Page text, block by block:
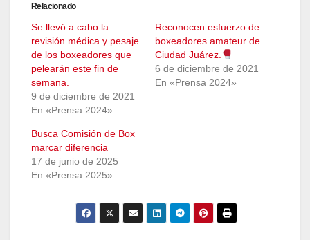
Relacionado
Se llevó a cabo la
revisión médica y pesaje
de los boxeadores que
pelearán este fin de
semana.
9 de diciembre de 2021
En «Prensa 2024»
Reconocen esfuerzo de
boxeadores amateur de
Ciudad Juárez.
6 de diciembre de 2021
En «Prensa 2024»
Busca Comisión de Box
marcar diferencia
17 de junio de 2025
En «Prensa 2025»